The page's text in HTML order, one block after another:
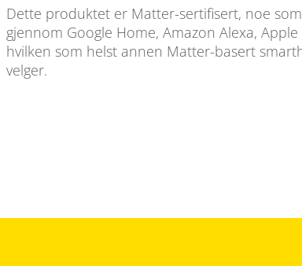
Dette produktet er Matter-sertifisert, noe
gjennom Google Home, Amazon Alexa,
hvilken som helst annen Matter-basert
velger.